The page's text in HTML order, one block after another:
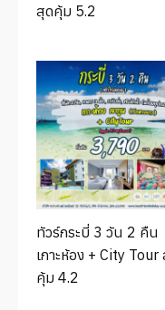
สุดคุ้ม 5.2
ทัวร์กระบี่ 3 วัน 2 คืน
เกาะห้อง + City Tour
คุ้ม 4.2